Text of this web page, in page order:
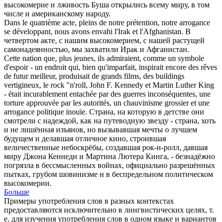
высокомерие и лживость Буша открылись всему миру, в том
числе и американскому народу.
Dans le quatrième acte, pleins de notre prétention, notre arrogance
se développant, nous avons envahi l'Irak et l'Afghanistan. В
четвертом акте, с нашим высокомерием, с нашей растущей
самонадеянностью, мы захватили Ирак и Афганистан.
Cette nation que, plus jeunes, ils admiraient, comme un symbole
d'espoir - un endroit qui, bien qu'imparfait, inspirait encore des rêves
de futur meilleur, produisait de grands films, des buildings
vertigineux, le rock "n'roll, John F. Kennedy et Martin Luther King
- était incurablement entachée par des guerres inconséquentes, une
torture approuvée par les autorités, un chauvinisme grossier et une
arrogance politique inouïe. Страна, на которую в детстве они
смотрели с надеждой, как на путеводную звезду - страна, хоть
и не лишённая изъянов, но вызывавшая мечты о лучшем
будущем и делавшая отличное кино, строившая
величественные небоскрёбы, создавшая рок-н-ролл, давшая
миру Джона Кеннеди и Мартина Лютера Кинга, - безнадёжно
погрязла в бессмысленных войнах, официально разрешённых
пытках, грубом шовинизме и в беспредельном политическом
высокомерии.
Больше
Примеры употребления слов в разных контекстах
предоставляются исключительно в лингвистических целях, т.
е. для изучения употребления слов в одном языке и вариантов